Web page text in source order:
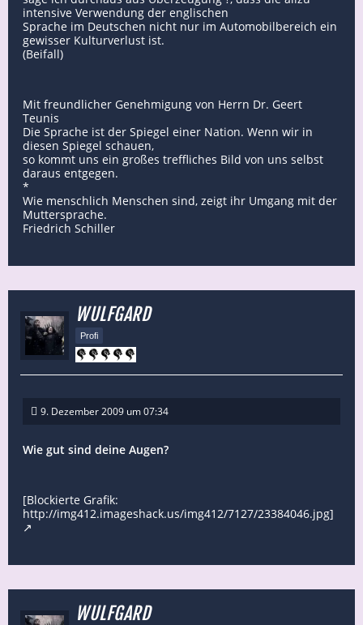
intensive Verwendung der englischen
Sprache im Deutschen nicht nur im Automobilbereich ein
gewisser Kulturverlust ist.
(Beifall)
Mit freundlicher Genehmigung von Herrn Dr. Geert
Teunis
Die Sprache ist der Spiegel einer Nation. Wenn wir in
diesen Spiegel schauen,
so kommt uns ein großes treffliches Bild von uns selbst
daraus entgegen.
*
Wie menschlich Menschen sind, zeigt ihr Umgang mit der
Muttersprache.
Friedrich Schiller
WULFGARD
Profi
9. Dezember 2009 um 07:34
Wie gut sind deine Augen?
[Blockierte Grafik:
http://img412.imageshack.us/img412/7127/23384046.jpg]
WULFGARD